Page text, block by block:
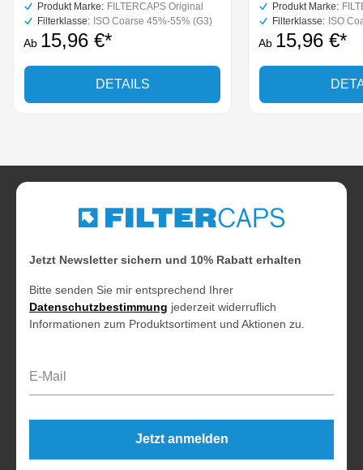
Produkt Marke: FILTERCAPS Original
Filterklasse: ISO Coarse 45%-55% (G3)
Ab 15,96 €*
DETAILS
Produkt Marke:
Filterklasse: ISO
Ab 15,96 €*
Jetzt Newsletter sichern und 10% Rabatt erhalten
Bitte senden Sie mir entsprechend Ihrer
Datenschutzbestimmung jederzeit widerruflich
Informationen zum Produktsortiment und Aktionen zu.
Jetzt anmelden